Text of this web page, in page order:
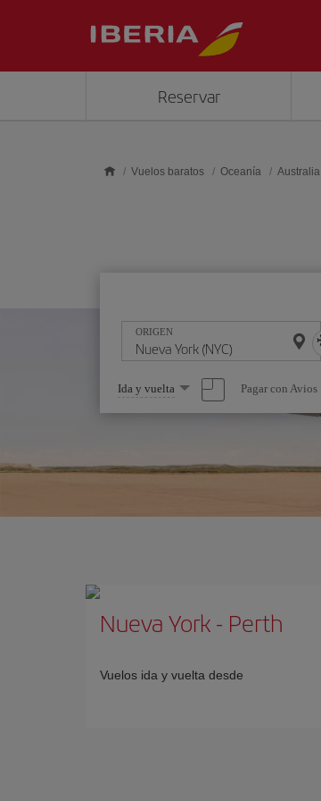
Reservar
Vuelos baratos Oceanía Australia
ORIGEN
Seleccione
una
opción
Ida y vuelta Pagar con Avios
Nueva York- Perth
Vuelos ida y vuelta desde